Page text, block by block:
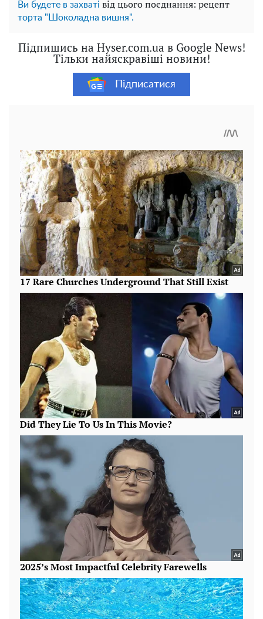
Ви будете в захваті від цього поєднання: рецепт
торта "Шоколадна вишня".
Підпишись на Hyser.com.ua в Google News!
Тільки найяскравіші новини!
Підписатися